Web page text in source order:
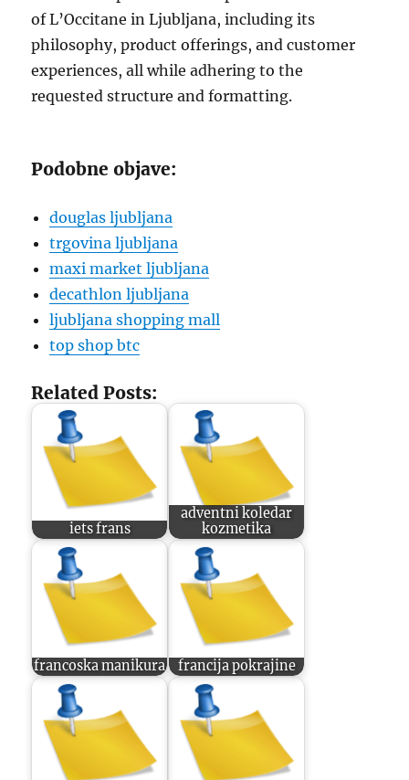
of L’Occitane in Ljubljana, including its
philosophy, product offerings, and customer
experiences, all while adhering to the
requested structure and formatting.
Podobne objave:
douglas ljubljana
trgovina ljubljana
maxi market ljubljana
decathlon ljubljana
ljubljana shopping mall
top shop btc
Related Posts:
iets frans
adventni koledar
kozmetika
francoska manikura francija pokrajine